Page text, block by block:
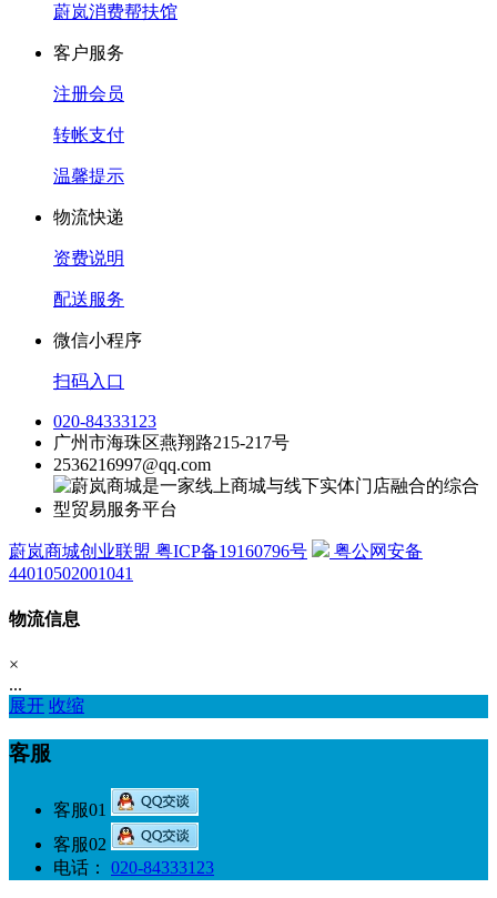
蔚岚消费帮扶馆
客户服务
注册会员
转帐支付
温馨提示
物流快递
资费说明
配送服务
微信小程序
扫码入口
020-84333123
广州市海珠区燕翔路215-217号
2536216997@qq.com
蔚岚商城创业联盟 粤ICP备19160796号
粤公网安备
44010502001041
物流信息
×
...
展开 收缩
客服
客服01
客服02
电话：
020-84333123